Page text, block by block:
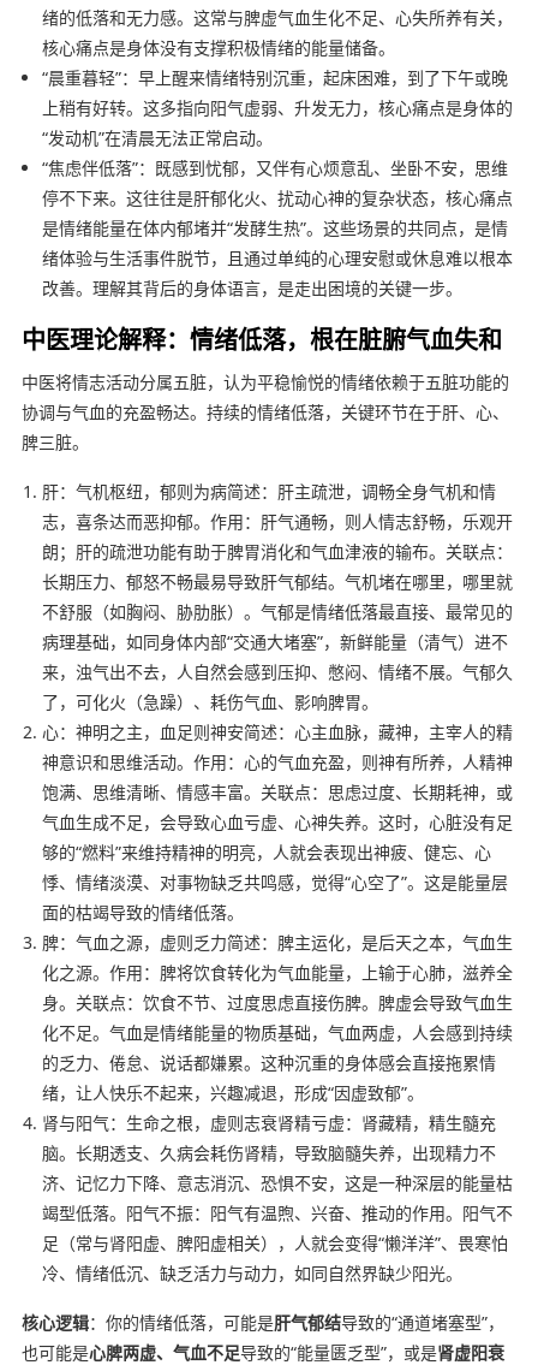
绪的低落和无力感。这常与脾虚气血生化不足、心失所养有关，
核心痛点是身体没有支撑积极情绪的能量储备。
“晨重暮轻”：早上醒来情绪特别沉重，起床困难，到了下午或晚
上稍有好转。这多指向阳气虚弱、升发无力，核心痛点是身体的
“发动机”在清晨无法正常启动。
“焦虑伴低落”：既感到忧郁，又伴有心烦意乱、坐卧不安，思维
停不下来。这往往是肝郁化火、扰动心神的复杂状态，核心痛点
是情绪能量在体内郁堵并“发酵生热”。这些场景的共同点，是情
绪体验与生活事件脱节，且通过单纯的心理安慰或休息难以根本
改善。理解其背后的身体语言，是走出困境的关键一步。
中医理论解释：情绪低落，根在脏腑气血失和
中医将情志活动分属五脏，认为平稳愉悦的情绪依赖于五脏功能的
协调与气血的充盈畅达。持续的情绪低落，关键环节在于肝、心、
脾三脏。
肝：气机枢纽，郁则为病简述：肝主疏泄，调畅全身气机和情
志，喜条达而恶抑郁。作用：肝气通畅，则人情志舒畅，乐观开
朗；肝的疏泄功能有助于脾胃消化和气血津液的输布。关联点：
长期压力、郁怒不畅最易导致肝气郁结。气机堵在哪里，哪里就
不舒服（如胸闷、胁肋胀）。气郁是情绪低落最直接、最常见的
病理基础，如同身体内部“交通大堵塞”，新鲜能量（清气）进不
来，浊气出不去，人自然会感到压抑、憋闷、情绪不展。气郁久
了，可化火（急躁）、耗伤气血、影响脾胃。
心：神明之主，血足则神安简述：心主血脉，藏神，主宰人的精
神意识和思维活动。作用：心的气血充盈，则神有所养，人精神
饱满、思维清晰、情感丰富。关联点：思虑过度、长期耗神，或
气血生成不足，会导致心血亏虚、心神失养。这时，心脏没有足
够的“燃料”来维持精神的明亮，人就会表现出神疲、健忘、心
悸、情绪淡漠、对事物缺乏共鸣感，觉得“心空了”。这是能量层
面的枯竭导致的情绪低落。
脾：气血之源，虚则乏力简述：脾主运化，是后天之本，气血生
化之源。作用：脾将饮食转化为气血能量，上输于心肺，滋养全
身。关联点：饮食不节、过度思虑直接伤脾。脾虚会导致气血生
化不足。气血是情绪能量的物质基础，气血两虚，人会感到持续
的乏力、倦怠、说话都嫌累。这种沉重的身体感会直接拖累情
绪，让人快乐不起来，兴趣减退，形成“因虚致郁”。
肾与阳气：生命之根，虚则志衰肾精亏虚：肾藏精，精生髓充
脑。长期透支、久病会耗伤肾精，导致脑髓失养，出现精力不
济、记忆力下降、意志消沉、恐惧不安，这是一种深层的能量枯
竭型低落。阳气不振：阳气有温煦、兴奋、推动的作用。阳气不
足（常与肾阳虚、脾阳虚相关），人就会变得“懒洋洋”、畏寒怕
冷、情绪低沉、缺乏活力与动力，如同自然界缺少阳光。
核心逻辑：你的情绪低落，可能是肝气郁结导致的“通道堵塞型”，
也可能是心脾两虚、气血不足导致的“能量匮乏型”，或是肾虚阳衰